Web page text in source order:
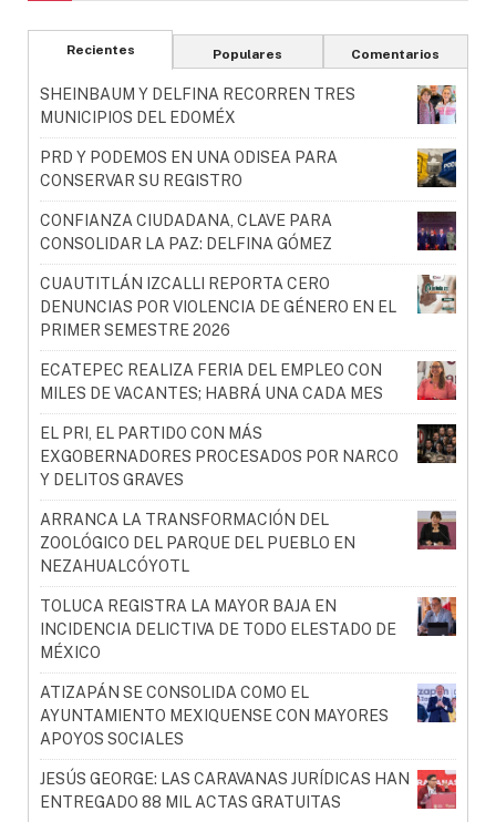
Recientes Populares Comentarios
SHEINBAUM Y DELFINA RECORREN TRES
MUNICIPIOS DEL EDOMÉX
PRD Y PODEMOS EN UNA ODISEA PARA
CONSERVAR SU REGISTRO
CONFIANZA CIUDADANA, CLAVE PARA
CONSOLIDAR LA PAZ: DELFINA GÓMEZ
CUAUTITLÁN IZCALLI REPORTA CERO
DENUNCIAS POR VIOLENCIA DE GÉNERO EN EL
PRIMER SEMESTRE 2026
ECATEPEC REALIZA FERIA DEL EMPLEO CON
MILES DE VACANTES; HABRÁ UNA CADA MES
EL PRI, EL PARTIDO CON MÁS
EXGOBERNADORES PROCESADOS POR NARCO
Y DELITOS GRAVES
ARRANCA LA TRANSFORMACIÓN DEL
ZOOLÓGICO DEL PARQUE DEL PUEBLO EN
NEZAHUALCÓYOTL
TOLUCA REGISTRA LA MAYOR BAJA EN
INCIDENCIA DELICTIVA DE TODO ELESTADO DE
MÉXICO
ATIZAPÁN SE CONSOLIDA COMO EL
AYUNTAMIENTO MEXIQUENSE CON MAYORES
APOYOS SOCIALES
JESÚS GEORGE: LAS CARAVANAS JURÍDICAS HAN
ENTREGADO 88 MIL ACTAS GRATUITAS